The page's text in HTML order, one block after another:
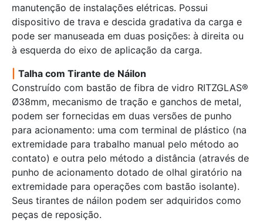
manutenção de instalações elétricas. Possui
dispositivo de trava e descida gradativa da carga e
pode ser manuseada em duas posições: à direita ou
à esquerda do eixo de aplicação da carga.
Talha com Tirante de Náilon
Construído com bastão de fibra de vidro RITZGLAS®
Ø38mm, mecanismo de tração e ganchos de metal,
podem ser fornecidas em duas versões de punho
para acionamento: uma com terminal de plástico (na
extremidade para trabalho manual pelo método ao
contato) e outra pelo método a distância (através de
punho de acionamento dotado de olhal giratório na
extremidade para operações com bastão isolante).
Seus tirantes de náilon podem ser adquiridos como
peças de reposição.